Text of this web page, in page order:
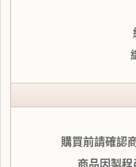
購買前請確認
商品因製程